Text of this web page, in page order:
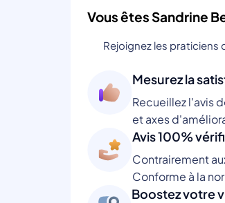
Vous êtes Sandrine
Rejoignez les
Mesurez la
Recueillez l'avis
et axes
Avis 100%
Contrairement
Conforme à la
Boostez votre